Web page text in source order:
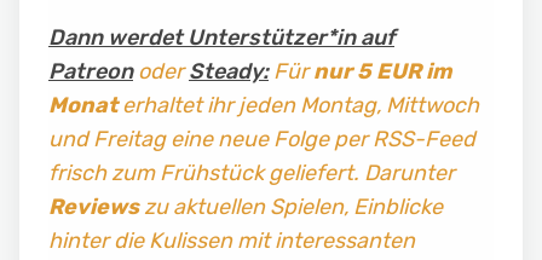
Dann werdet Unterstützer*in auf
PatreonoderSteady:Fürnur 5 EUR im
Monaterhaltet ihr jeden Montag, Mittwoch
und Freitag eine neue Folge per RSS-Feed
frisch zum Frühstück geliefert. Darunter
Reviewszu aktuellen Spielen, Einblicke
hinter die Kulissen mit interessanten